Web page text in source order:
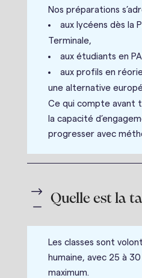
Nos préparations
aux lycéens dès la
Terminale,
aux étudiants en
aux profils en
une alternative
Ce qui compte avant
la capacité
progresser avec
Quelle est la
$
K
Les classes sont
humaine, avec 25 à
maximum.